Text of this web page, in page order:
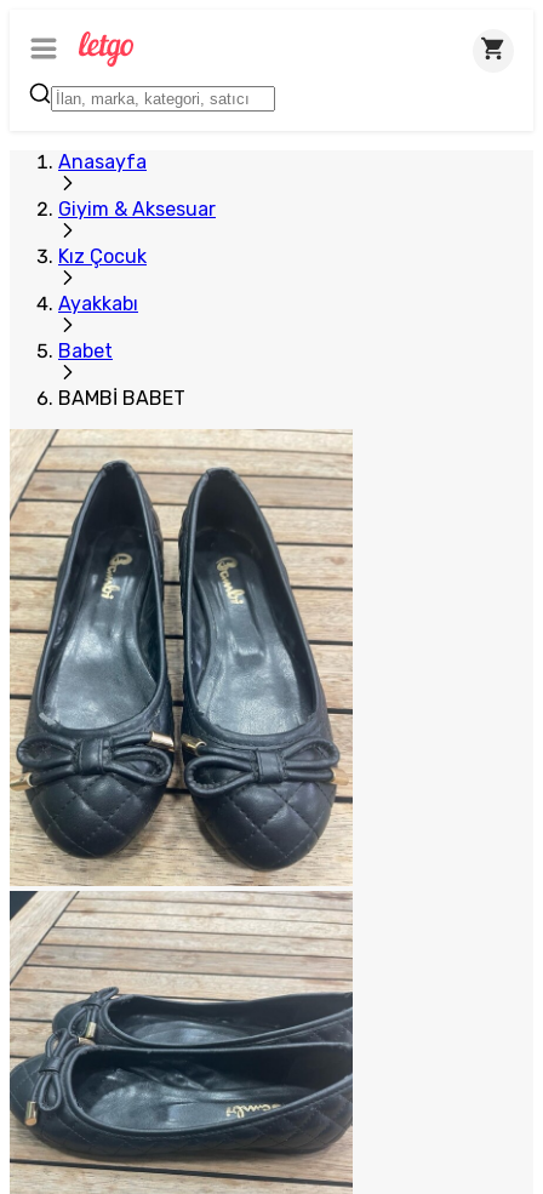
Anasayfa
Giyim & Aksesuar
Kız Çocuk
Ayakkabı
Babet
BAMBİ BABET